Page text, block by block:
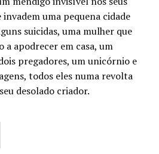
uma pequena cidade
suicidas, uma mulher que
apodrecer em casa, um
pregadores, um unicórnio e
todos eles numa revolta
desolado criador.